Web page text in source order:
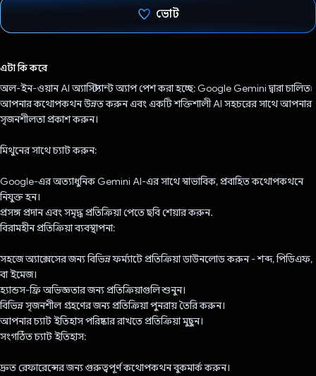
ভোট
এটা কি করে
অল-ইন-ওয়ান AI অ্যাসিস্ট্যান্ট অ্যাপ পেশ করা হচ্ছে: Google Gemini দ্বারা চালিত৷
আপনার কথোপকথন উন্নত করুন এবং একটি শক্তিশালী AI সহচরের সাথে আপনার
সৃজনশীলতা প্রকাশ করুন।
মিথুনের সাথে চ্যাট করুন:
Google-এর অত্যাধুনিক Gemini AI-এর সাথে স্বাভাবিক, প্রবাহিত কথোপকথনে
নিযুক্ত হন।
প্রসঙ্গ প্রদান এবং সমৃদ্ধ প্রতিক্রিয়া পেতে ছবি শেয়ার করুন.
বিরামহীন প্রতিক্রিয়া ব্যবস্থাপনা:
সহজে অ্যাক্সেসের জন্য বিভিন্ন ফর্ম্যাটে প্রতিক্রিয়া ডাউনলোড করুন - শব্দ, পিডিএফ,
বা ইমেজ।
হ্যান্ডস-ফ্রি অভিজ্ঞতার জন্য প্রতিক্রিয়াগুলি শুনুন।
বিভিন্ন সৃজনশীল গ্রহণের জন্য প্রতিক্রিয়া পুনরায় তৈরি করুন।
আপনার চ্যাট ইতিহাস পরিষ্কার রাখতে প্রতিক্রিয়া মুছুন।
সংগঠিত চ্যাট ইতিহাস:
দ্রুত রেফারেন্সের জন্য গুরুত্বপূর্ণ কথোপকথন বুকমার্ক করুন।